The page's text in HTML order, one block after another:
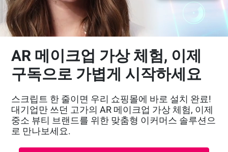
AR 메이크업 가상 체험, 이제
구독으로 가볍게 시작하세요
스크립트 한 줄이면 우리 쇼핑몰에 바로 설치 완료!
대기업만 쓰던 고가의 AR 메이크업 가상 체험, 이제
중소 뷰티 브랜드를 위한 맞춤형 이커머스 솔루션으
로 만나보세요.